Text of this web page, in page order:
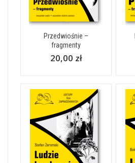
Przedwiośnie –
fragmenty
20,00 zł